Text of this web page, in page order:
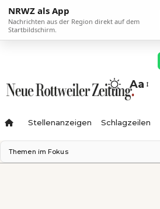
NRWZ als App
Nachrichten aus der Region direkt auf dem
Startbildschirm.
Aa
Stellenanzeigen Schlagzeilen
Themen im Fokus